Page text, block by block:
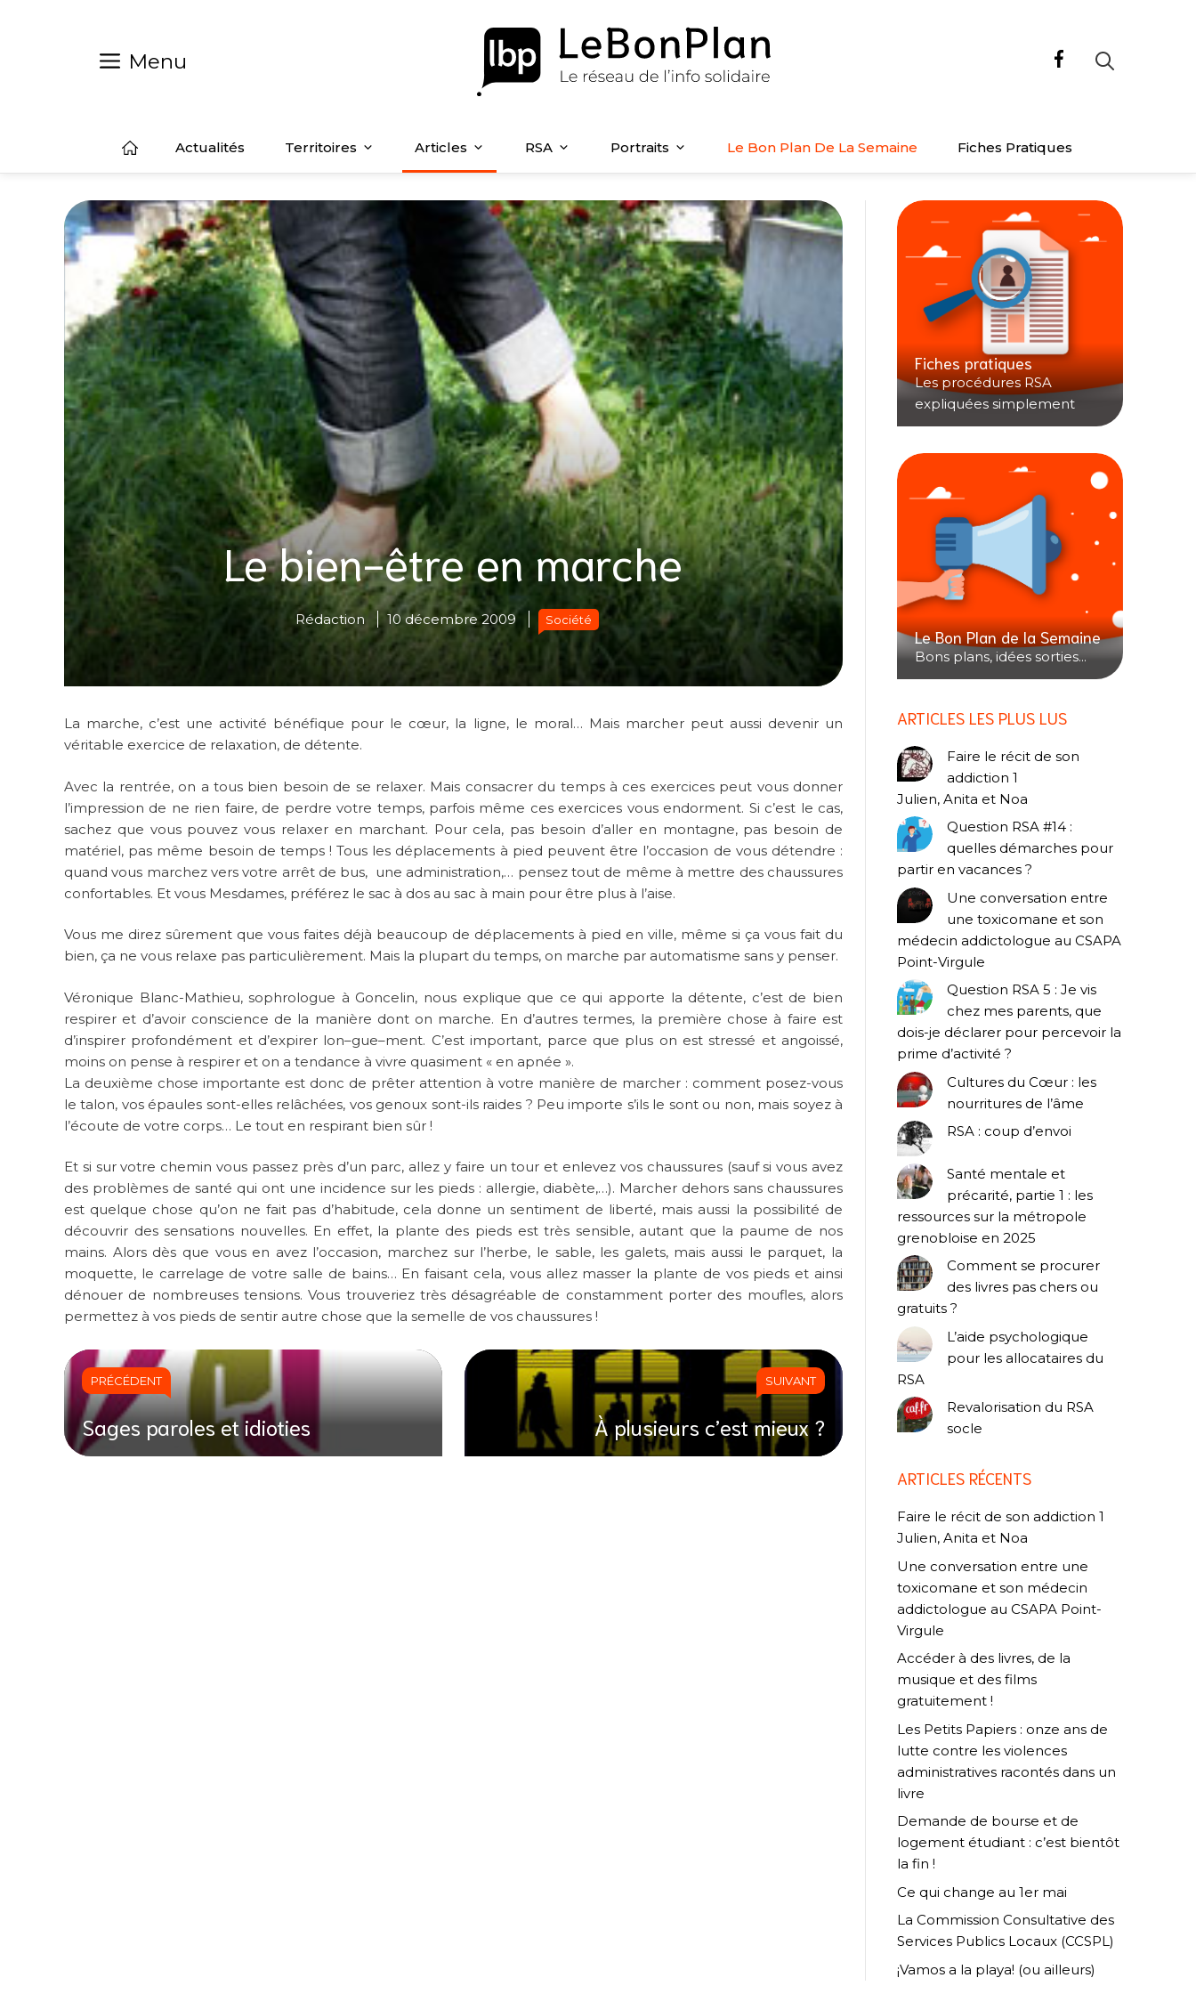
Menu
Actualités Territoires Articles RSA Portraits Le Bon Plan De La Semaine Fiches Pratiques
Le bien-être en marche
Rédaction 10 décembre 2009 Société
La marche, c’est une activité bénéfique pour le cœur, la ligne, le moral… Mais marcher peut aussi devenir un
véritable exercice de relaxation, de détente.
Avec la rentrée, on a tous bien besoin de se relaxer. Mais consacrer du temps à ces exercices peut vous donner
l’impression de ne rien faire, de perdre votre temps, parfois même ces exercices vous endorment. Si c’est le cas,
sachez que vous pouvez vous relaxer en marchant. Pour cela, pas besoin d’aller en montagne, pas besoin de
matériel, pas même besoin de temps ! Tous les déplacements à pied peuvent être l’occasion de vous détendre :
quand vous marchez vers votre arrêt de bus, une administration,… pensez tout de même à mettre des chaussures
confortables. Et vous Mesdames, préférez le sac à dos au sac à main pour être plus à l’aise.
Vous me direz sûrement que vous faites déjà beaucoup de déplacements à pied en ville, même si ça vous fait du
bien, ça ne vous relaxe pas particulièrement. Mais la plupart du temps, on marche par automatisme sans y penser.
Véronique Blanc-Mathieu, sophrologue à Goncelin, nous explique que ce qui apporte la détente, c’est de bien
respirer et d’avoir conscience de la manière dont on marche. En d’autres termes, la première chose à faire est
d’inspirer profondément et d’expirer lon–gue–ment. C’est important, parce que plus on est stressé et angoissé,
moins on pense à respirer et on a tendance à vivre quasiment « en apnée ».
La deuxième chose importante est donc de prêter attention à votre manière de marcher : comment posez-vous
le talon, vos épaules sont-elles relâchées, vos genoux sont-ils raides ? Peu importe s’ils le sont ou non, mais soyez à
l’écoute de votre corps… Le tout en respirant bien sûr !
Et si sur votre chemin vous passez près d’un parc, allez y faire un tour et enlevez vos chaussures (sauf si vous avez
des problèmes de santé qui ont une incidence sur les pieds : allergie, diabète,…). Marcher dehors sans chaussures
est quelque chose qu’on ne fait pas d’habitude, cela donne un sentiment de liberté, mais aussi la possibilité de
découvrir des sensations nouvelles. En effet, la plante des pieds est très sensible, autant que la paume de nos
mains. Alors dès que vous en avez l’occasion, marchez sur l’herbe, le sable, les galets, mais aussi le parquet, la
moquette, le carrelage de votre salle de bains… En faisant cela, vous allez masser la plante de vos pieds et ainsi
dénouer de nombreuses tensions. Vous trouveriez très désagréable de constamment porter des moufles, alors
permettez à vos pieds de sentir autre chose que la semelle de vos chaussures !
PRÉCÉDENT
Sages paroles et idioties
SUIVANT
À plusieurs c’est mieux ?
Fiches pratiques
Les procédures RSA
expliquées simplement
Le Bon Plan de la Semaine
Bons plans, idées sorties...
ARTICLES LES PLUS LUS
Faire le récit de son
addiction 1
Julien, Anita et Noa
Question RSA #14 :
quelles démarches pour
partir en vacances ?
Une conversation entre
une toxicomane et son
médecin addictologue au CSAPA
Point-Virgule
Question RSA 5 : Je vis
chez mes parents, que
dois-je déclarer pour percevoir la
prime d’activité ?
Cultures du Cœur : les
nourritures de l’âme
RSA : coup d’envoi
Santé mentale et
précarité, partie 1 : les
ressources sur la métropole
grenobloise en 2025
Comment se procurer
des livres pas chers ou
gratuits ?
L’aide psychologique
pour les allocataires du
RSA
Revalorisation du RSA
socle
ARTICLES RÉCENTS
Faire le récit de son addiction 1
Julien, Anita et Noa
Une conversation entre une
toxicomane et son médecin
addictologue au CSAPA Point-
Virgule
Accéder à des livres, de la
musique et des films
gratuitement !
Les Petits Papiers : onze ans de
lutte contre les violences
administratives racontés dans un
livre
Demande de bourse et de
logement étudiant : c’est bientôt
la fin !
Ce qui change au 1er mai
La Commission Consultative des
Services Publics Locaux (CCSPL)
¡Vamos a la playa! (ou ailleurs)